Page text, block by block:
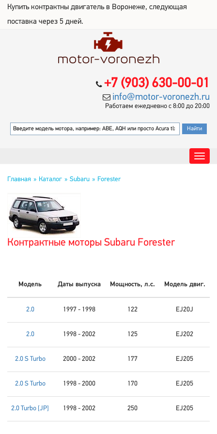
Купить контрактны двигатель в Воронеже, следующая
поставка через 5 дней.
+7 (903) 630-00-01
info@motor-voronezh.ru
Работаем ежедневно с 8:00 до 20:00
Главная Каталог Subaru Forester
Контрактные моторы Subaru Forester
Модель Даты выпуска Мощность, л.с. Модель двиг.
2.0 1997 - 1998 122 EJ20J
2.0 1998 - 2002 125 EJ202
2.0 S Turbo 2000 - 2002 177 EJ205
2.0 S Turbo 1998 - 2000 170 EJ205
2.0 Turbo [JP] 1998 - 2002 250 EJ205